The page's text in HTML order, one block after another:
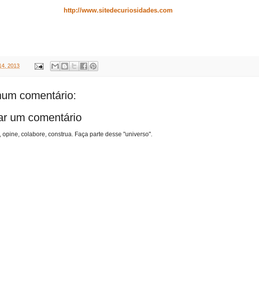
http://www.sitedecuriosidades.com
2013
comentário:
um comentário
opine, colabore, construa. Faça parte desse "universo".